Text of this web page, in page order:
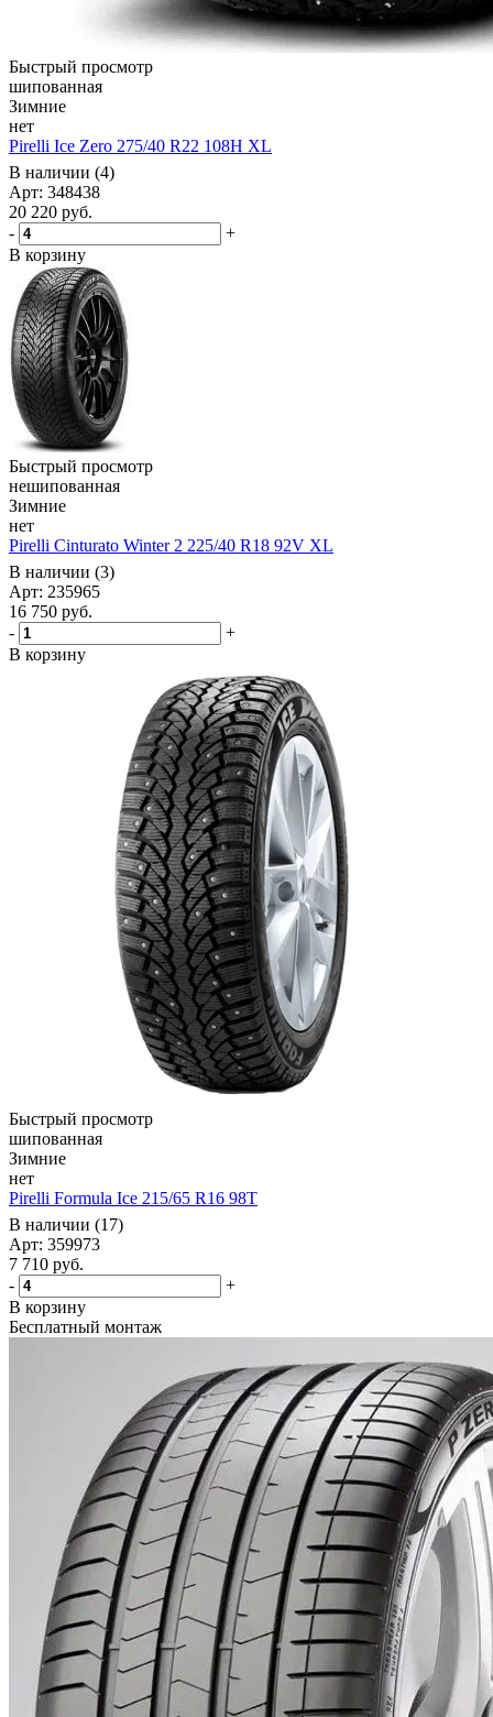
Быстрый просмотр
шипованная
Зимние
нет
Pirelli Ice Zero 275/40 R22 108H XL
В наличии (4)
Арт: 348438
20 220 руб.
-
+
В корзину
Быстрый просмотр
нешипованная
Зимние
нет
Pirelli Cinturato Winter 2 225/40 R18 92V XL
В наличии (3)
Арт: 235965
16 750 руб.
-
+
В корзину
Быстрый просмотр
шипованная
Зимние
нет
Pirelli Formula Ice 215/65 R16 98T
В наличии (17)
Арт: 359973
7 710 руб.
-
+
В корзину
Бесплатный монтаж